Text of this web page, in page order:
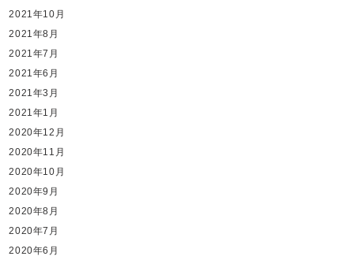
2021年10月
2021年8月
2021年7月
2021年6月
2021年3月
2021年1月
2020年12月
2020年11月
2020年10月
2020年9月
2020年8月
2020年7月
2020年6月